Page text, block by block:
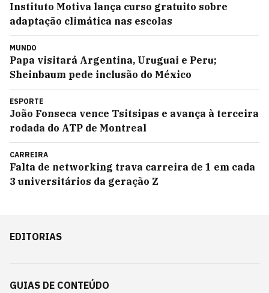
Instituto Motiva lança curso gratuito sobre
adaptação climática nas escolas
MUNDO
Papa visitará Argentina, Uruguai e Peru;
Sheinbaum pede inclusão do México
ESPORTE
João Fonseca vence Tsitsipas e avança à terceira
rodada do ATP de Montreal
CARREIRA
Falta de networking trava carreira de 1 em cada
3 universitários da geração Z
EDITORIAS
GUIAS DE CONTEÚDO